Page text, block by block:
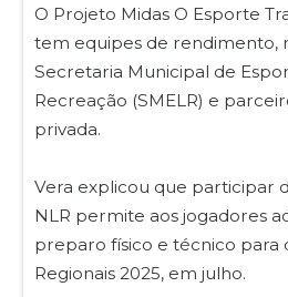
O Projeto Midas O Esporte
tem equipes de rendimento,
Secretaria Municipal de
Recreação (SMELR) e
privada.
Vera explicou que participar
NLR permite aos jogadores
preparo físico e técnico para
Regionais 2025, em julho.